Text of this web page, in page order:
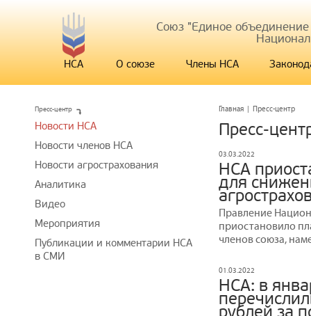
Союз "Единое
НСА О союзе Члены НСА
Главная | Пресс-центр
Пресс-
03.03.2022
НСА
для
Правление
приостановило
членов союза,
01.03.2022
НСА: в
Пресс-центр
Новости НСА
Новости членов НСА
Новости агрострахования
Аналитика
Видео
Мероприятия
Публикации и комментарии НСА
в СМИ